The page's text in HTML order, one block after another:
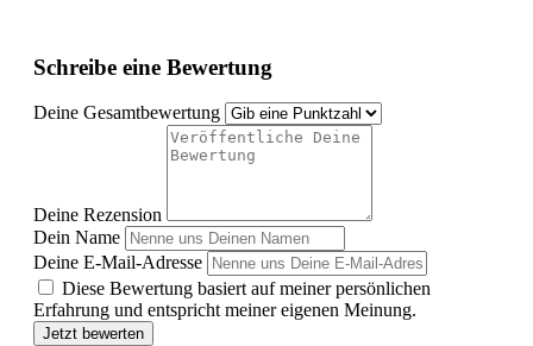
Schreibe eine Bewertung
Deine Gesamtbewertung
Deine Rezension
Dein Name
Deine E-Mail-Adresse
Diese Bewertung basiert auf meiner persönlichen
Erfahrung und entspricht meiner eigenen Meinung.
Jetzt bewerten